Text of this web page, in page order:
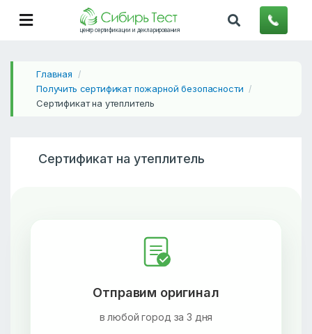
центр сертификации и декларирования
Главная /
Получить сертификат пожарной безопасности /
Сертификат на утеплитель
Сертификат на утеплитель
Отправим оригинал
в любой город за 3 дня